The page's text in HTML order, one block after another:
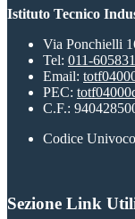
Istituto Tecnico
Via Ponchielli
Tel: 011-
Email:
PEC:
C.F.:
Codice
Sezione Link